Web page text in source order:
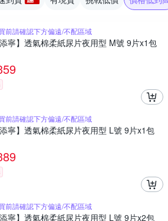
前請確認下方偏遠/不配區域
添寧】透氣棉柔紙尿片夜用型 M號 9片x1包
前請確認下方偏遠/不配區域
添寧】透氣棉柔紙尿片夜用型 L號 9片x1包
前請確認下方偏遠/不配區域
添寧】透氣棉柔紙尿片夜用型 L號 9片x2包